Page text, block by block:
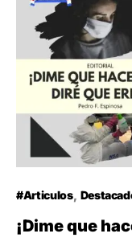
#Articulos
¡Dime que